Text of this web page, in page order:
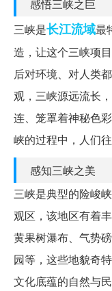
感悟三峡之巨
三峡是长江流域最
造，让这个三峡项
后对环境、对人类
观，三峡源远流长
连、笼罩着神秘色
峡的过程中，人们
感知三峡之美
三峡是典型的险峻
观区，该地区有着
黄果树瀑布、气势
园等，这些地貌奇
文化底蕴的自然与